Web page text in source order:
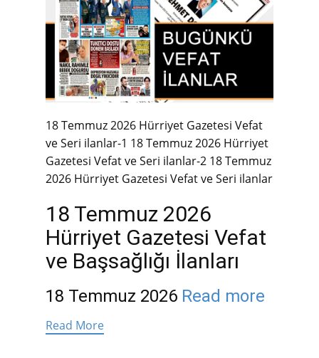
18 Temmuz 2026 Hürriyet Gazetesi Vefat
ve Seri ilanlar-1 18 Temmuz 2026 Hürriyet
Gazetesi Vefat ve Seri ilanlar-2 18 Temmuz
2026 Hürriyet Gazetesi Vefat ve Seri ilanlar
18 Temmuz 2026
Hürriyet Gazetesi Vefat
ve Başsağlığı İlanları
18 Temmuz 2026 Read more
Read More